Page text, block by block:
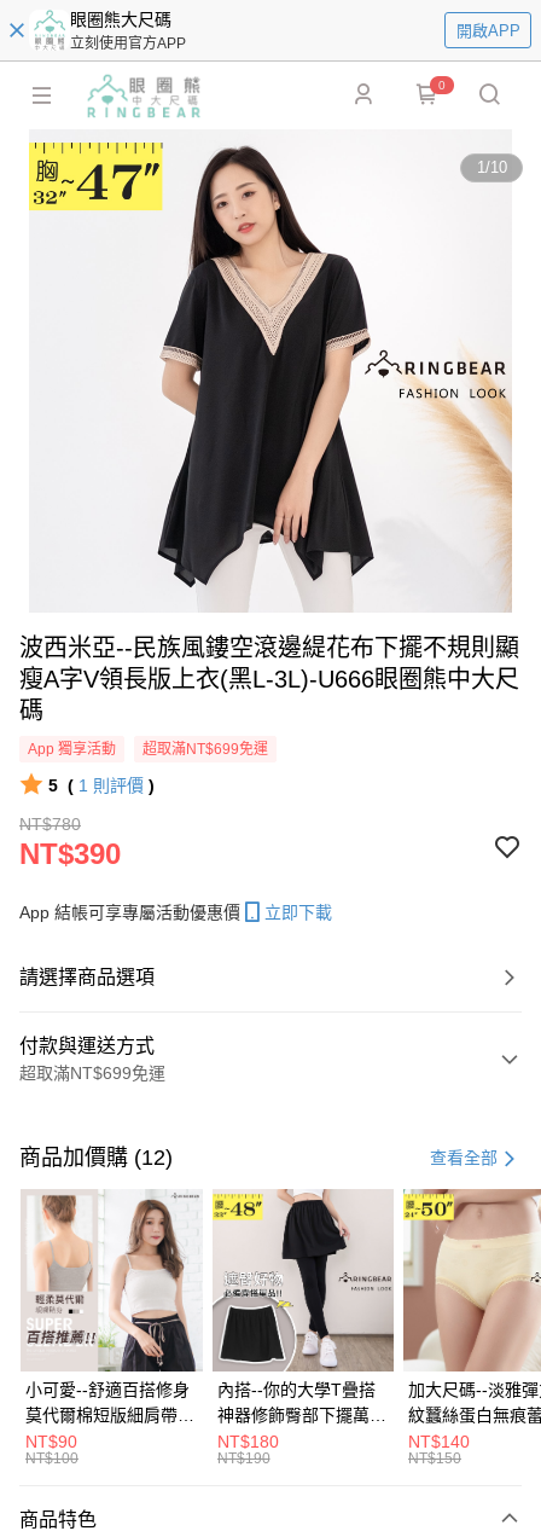
眼圈熊大尺碼
立刻使用官方APP
開啟APP
0
1/10
波西米亞--民族風鏤空滾邊緹花布下擺不規則顯
瘦A字V領長版上衣(黑L-3L)-U666眼圈熊中大尺
碼
App 獨享活動 超取滿NT$699免運
5 ( 1 則評價 )
NT$780
NT$390
App 結帳可享專屬活動優惠價 立即下載
請選擇商品選項
付款與運送方式
超取滿NT$699免運
信用卡一次付款
超商取貨付款
LINE Pay
Apple Pay
街口支付
悠遊付
Google Pay
全盈+PAY
大哥付你分期
商品加價購 (12) 查看全部
小可愛--舒適百搭修身
莫代爾棉短版細肩帶素
色背心(白.黑.灰L-2L)-
U582眼圈熊中大尺碼
NT$90
NT$100
內搭--你的大學T疊搭
神器修飾臀部下擺萬用
內搭裙/遮臀裙(黑2L-
6L)-Q155眼圈熊中大
NT$180
NT$190
加大尺碼--淡雅
紋蠶絲蛋白無痕
角內褲(白.粉.藍.
3L)-L28眼圈熊中
NT$140
NT$150
商品特色